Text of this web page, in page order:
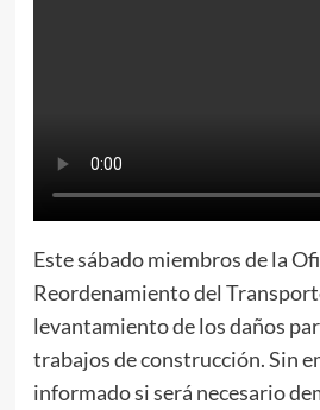
Este sábado miembros de la
Reordenamiento del
levantamiento de los daños
trabajos de construcción. Sin
informado si será necesario